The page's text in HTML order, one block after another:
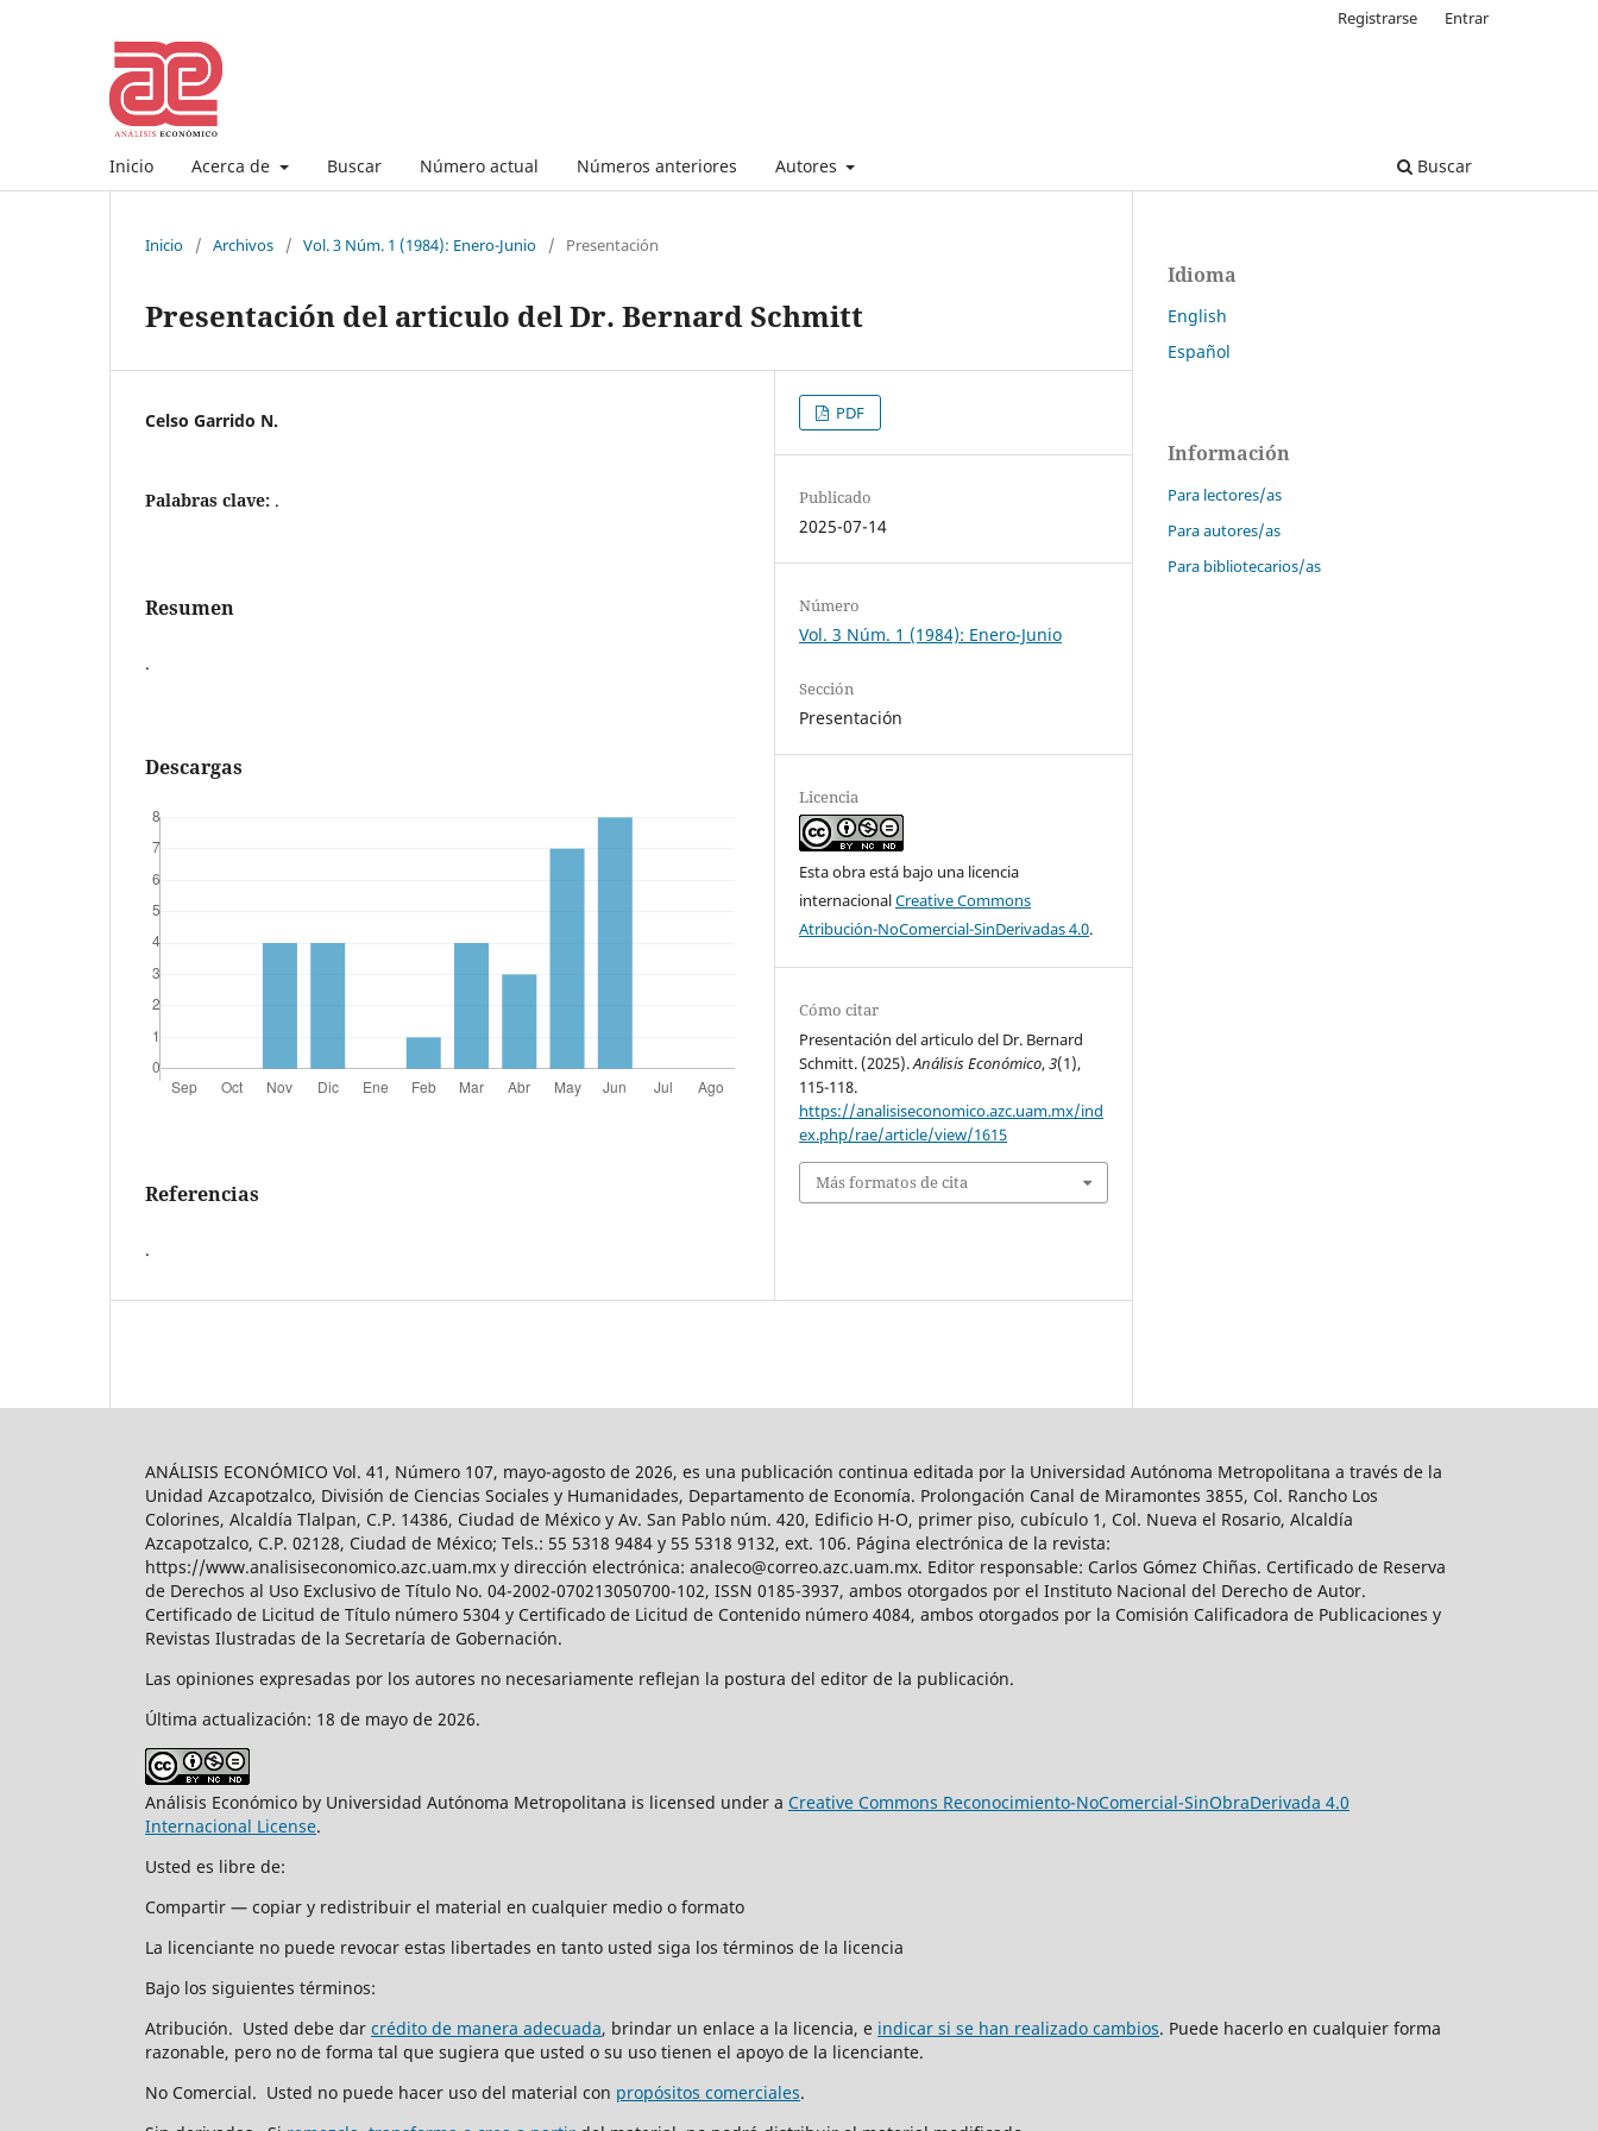
Inicio Acerca de Buscar Número actual Números anteriores Autores Buscar
Registrarse Entrar
Inicio / Archivos / Vol. 3 Núm. 1 (1984): Enero-Junio / Presentación
Presentación del articulo del Dr. Bernard Schmitt
Celso Garrido N.
Palabras clave: .
Resumen
.
Descargas
Referencias
.
PDF
Publicado
2025-07-14
Número
Vol. 3 Núm. 1 (1984): Enero-Junio
Sección
Presentación
Licencia
Esta obra está bajo una licencia
internacionalCreative Commons
Atribución-NoComercial-SinDerivadas 4.0.
Cómo citar
Presentación del articulo del Dr. Bernard
Schmitt. (2025).Análisis Económico,3(1),
115-118.
https://analisiseconomico.azc.uam.mx/ind
ex.php/rae/article/view/1615
Más formatos de cita
Idioma
English
Español
Información
Para lectores/as
Para autores/as
Para bibliotecarios/as
ANÁLISIS ECONÓMICO Vol. 41, Número 107, mayo-agosto de 2026, es una publicación continua editada por la Universidad Autónoma Metropolitana a través de la
Unidad Azcapotzalco, División de Ciencias Sociales y Humanidades, Departamento de Economía. Prolongación Canal de Miramontes 3855, Col. Rancho Los
Colorines, Alcaldía Tlalpan, C.P. 14386, Ciudad de México y Av. San Pablo núm. 420, Edificio H-O, primer piso, cubículo 1, Col. Nueva el Rosario, Alcaldía
Azcapotzalco, C.P. 02128, Ciudad de México; Tels.: 55 5318 9484 y 55 5318 9132, ext. 106. Página electrónica de la revista:
https://www.analisiseconomico.azc.uam.mx y dirección electrónica: analeco@correo.azc.uam.mx. Editor responsable: Carlos Gómez Chiñas. Certificado de Reserva
de Derechos al Uso Exclusivo de Título No. 04-2002-070213050700-102, ISSN 0185-3937, ambos otorgados por el Instituto Nacional del Derecho de Autor.
Certificado de Licitud de Título número 5304 y Certificado de Licitud de Contenido número 4084, ambos otorgados por la Comisión Calificadora de Publicaciones y
Revistas Ilustradas de la Secretaría de Gobernación.
Las opiniones expresadas por los autores no necesariamente reflejan la postura del editor de la publicación.
Última actualización: 18 de mayo de 2026.
Análisis Económico by Universidad Autónoma Metropolitana is licensed under a Creative Commons Reconocimiento-NoComercial-SinObraDerivada 4.0
Internacional License.
Usted es libre de:
Compartir — copiar y redistribuir el material en cualquier medio o formato
La licenciante no puede revocar estas libertades en tanto usted siga los términos de la licencia
Bajo los siguientes términos:
Atribución. Usted debe dar crédito de manera adecuada, brindar un enlace a la licencia, e indicar si se han realizado cambios. Puede hacerlo en cualquier forma
razonable, pero no de forma tal que sugiera que usted o su uso tienen el apoyo de la licenciante.
No Comercial. Usted no puede hacer uso del material con propósitos comerciales.